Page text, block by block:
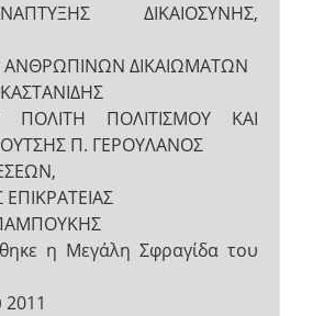
ΔΙΚΑΙΟΣΥΝΗΣ,
ΑΝΘΡΩΠΙΝΩΝ ΔΙΚΑΙΩΜΑΤΩΝ
ΠΟΛΙΤΗ ΠΟΛΙΤΙΣΜΟΥ ΚΑΙ
Π. ΓΕΡΟΥΛΑΝΟΣ
ΠΑΜΠΟΥΚΗΣ
η Μεγάλη Σφραγίδα του